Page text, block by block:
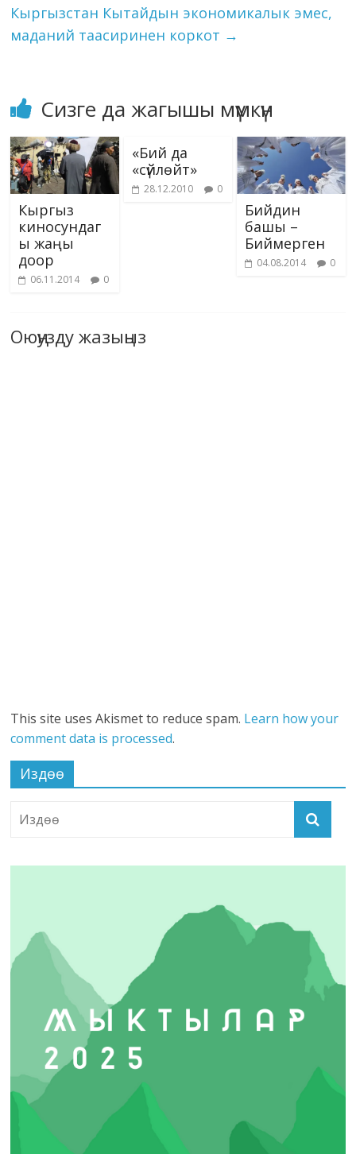
ki
Кыргызстан Кытайдын экономикалык эмес,
маданий таасиринен коркот →
Сизге да жагышы мүмкүн
Кыргыз
киносундаг
ы жаңы
доор
06.11.2014 0
«Бий да
«сүйлөйт»
28.12.2010 0
Бийдин
башы –
Биймерген
04.08.2014 0
Оюңузду жазыңыз
This site uses Akismet to reduce spam. Learn how your
comment data is processed.
Издөө